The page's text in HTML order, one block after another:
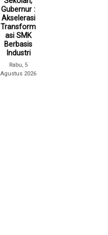
Gubernur :
Akselerasi
Transform
asi SMK
Berbasis
Industri
Rabu, 5
Agustus 2026